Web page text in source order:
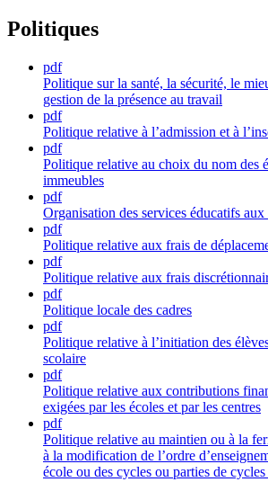
Politiques
pdf
Politique sur la santé, la sécurité, le
gestion de la présence au travail
pdf
Politique relative à l’admission et à
pdf
Politique relative au choix du nom des
immeubles
pdf
Organisation des services éducatifs
pdf
Politique relative aux frais de
pdf
Politique relative aux frais
pdf
Politique locale des cadres
pdf
Politique relative à l’initiation des
scolaire
pdf
Politique relative aux contributions
exigées par les écoles et par les centres
pdf
Politique relative au maintien ou à la
à la modification de l’ordre
école ou des cycles ou parties de